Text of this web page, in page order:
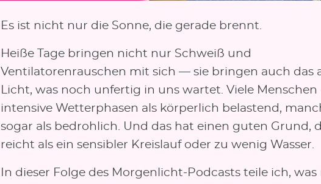
Es ist nicht nur die Sonne, die gerade brennt.
Heiße Tage bringen nicht nur Schweiß und
Ventilatorenrauschen mit sich — sie bringen auch das
Licht, was noch unfertig in uns wartet. Viele Menschen
intensive Wetterphasen als körperlich belastend,
sogar als bedrohlich. Und das hat einen guten Grund,
reicht als ein sensibler Kreislauf oder zu wenig Wasser.
In dieser Folge des Morgenlicht-Podcasts teile ich, was